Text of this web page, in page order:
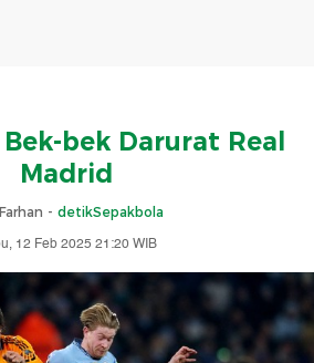
bek Darurat Real
Madrid
- detikSepakbola
12 Feb 2025 21:20 WIB